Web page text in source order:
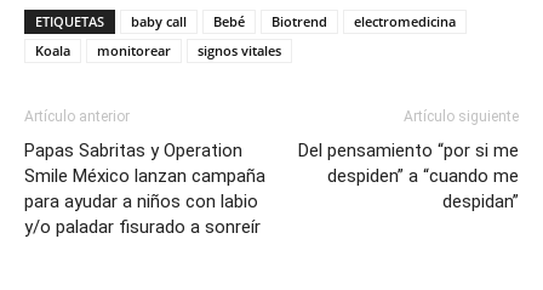
ETIQUETAS baby call Bebé Biotrend
electromedicina
Koala
monitorear signos vitales
Artículo anterior
Papas Sabritas y Operation
Smile México lanzan campaña
para ayudar a niños con labio
y/o paladar fisurado a sonreír
Artículo siguiente
Del pensamiento “por si me
despiden” a “cuando me
despidan”